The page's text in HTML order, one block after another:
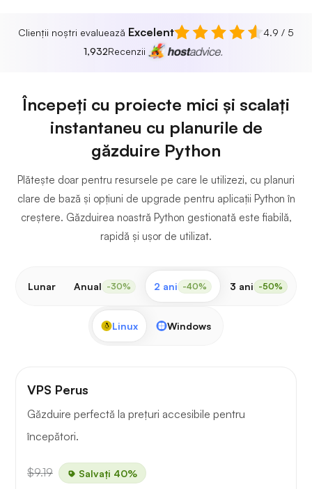
Clienții noștri evaluează Excelent
4.9 / 5
1,932Recenzii
Începeți cu proiecte mici și scalați
instantaneu cu planurile de
găzduire Python
Plătește doar pentru resursele pe care le utilizezi, cu planuri
clare de bază și opțiuni de upgrade pentru aplicații Python în
creștere. Găzduirea noastră Python gestionată este fiabilă,
rapidă și ușor de utilizat.
Lunar Anual -30% 2 ani -40% 3 ani -50%
Linux Windows
VPS Perus
Găzduire perfectă la prețuri accesibile pentru
începători.
$9.19 Salvați 40%